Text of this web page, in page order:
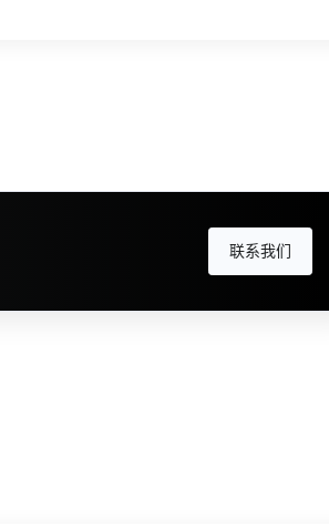
联系我们